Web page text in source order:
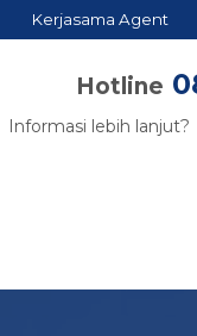
Kerjasama Agent
Hotline
Informasi lebih lanjut?